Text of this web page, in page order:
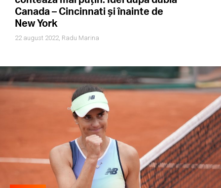
Canada – Cincinnati și înainte de
New York
22 august 2022, Radu Marina